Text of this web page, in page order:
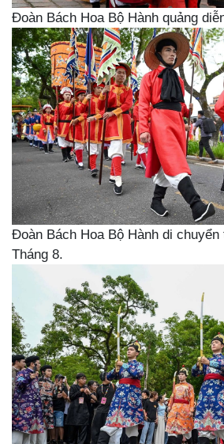
Đoàn Bách Hoa Bộ Hành quảng
Đoàn Bách Hoa Bộ Hành di
Tháng 8.